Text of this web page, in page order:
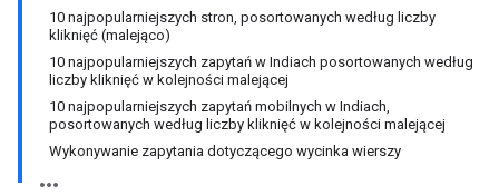
10 najpopularniejszych stron, posortowanych według liczby
kliknięć (malejąco)
10 najpopularniejszych zapytań w Indiach posortowanych według
liczby kliknięć w kolejności malejącej
10 najpopularniejszych zapytań mobilnych w Indiach,
posortowanych według liczby kliknięć w kolejności malejącej
Wykonywanie zapytania dotyczącego wycinka wierszy